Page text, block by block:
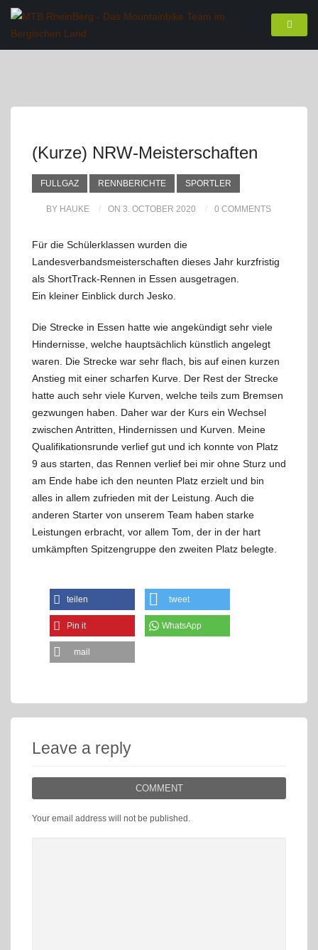
(Kurze) NRW-Meisterschaften
FULLGAZ RENNBERICHTE SPORTLER
BY HAUKE ON 3. OCTOBER 2020 0 COMMENTS
Für die Schülerklassen wurden die
Landesverbandsmeisterschaften dieses Jahr kurzfristig
als ShortTrack-Rennen in Essen ausgetragen.
Ein kleiner Einblick durch Jesko.
Die Strecke in Essen hatte wie angekündigt sehr viele
Hindernisse, welche hauptsächlich künstlich angelegt
waren. Die Strecke war sehr flach, bis auf einen kurzen
Anstieg mit einer scharfen Kurve. Der Rest der Strecke
hatte auch sehr viele Kurven, welche teils zum Bremsen
gezwungen haben. Daher war der Kurs ein Wechsel
zwischen Antritten, Hindernissen und Kurven. Meine
Qualifikationsrunde verlief gut und ich konnte von Platz
9 aus starten, das Rennen verlief bei mir ohne Sturz und
am Ende habe ich den neunten Platz erzielt und bin
alles in allem zufrieden mit der Leistung. Auch die
anderen Starter von unserem Team haben starke
Leistungen erbracht, vor allem Tom, der in der hart
umkämpften Spitzengruppe den zweiten Platz belegte.
teilen tweet
Pin it WhatsApp
mail
Leave a reply
COMMENT
Your email address will not be published.